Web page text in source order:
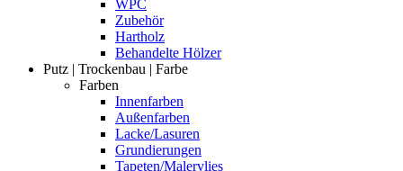
WPC
Zubehör
Hartholz
Behandelte Hölzer
Putz | Trockenbau | Farbe
Farben
Innenfarben
Außenfarben
Lacke/Lasuren
Grundierungen
Tapeten/Malervlies